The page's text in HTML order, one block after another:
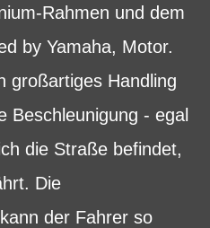
Rahmen und dem
by Yamaha, Motor.
großartiges Handling
Beschleunigung - egal
die Straße befindet,
Die
der Fahrer so